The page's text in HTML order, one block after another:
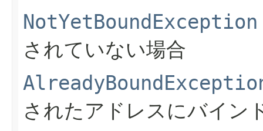
NotYetBoundException
されていない場合
されたアドレスにバイン